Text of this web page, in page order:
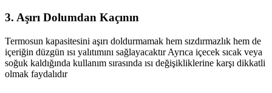
3. Aşırı Dolumdan Kaçının
Termosun kapasitesini aşırı doldurmamak hem sızdırmazlık hem de
içeriğin düzgün ısı yalıtımını sağlayacaktır Ayrıca içecek sıcak veya
soğuk kaldığında kullanım sırasında ısı değişikliklerine karşı dikkatli
olmak faydalıdır